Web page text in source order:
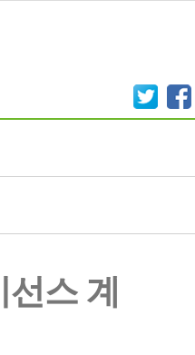
선스 계